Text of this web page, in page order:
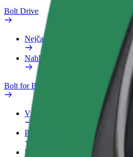
Bolt Drive
Nejčastější otázky
Nahlásit vozidlo
Bolt for Business
Výhody
Pracovní profil
Produkty